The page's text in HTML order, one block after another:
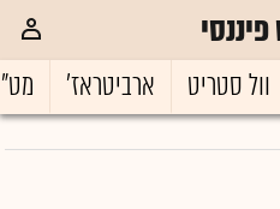
וול סטריט ארביטראז'